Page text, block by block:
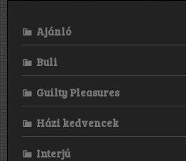
Ajánló
Buli
Guilty Pleasures
Házi kedvencek
Interjú